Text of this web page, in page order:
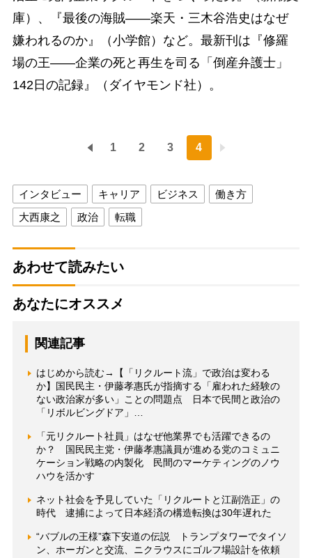
庫）、『最後の海賊――楽天・三木谷浩史はなぜ
嫌われるのか』（小学館）など。最新刊は『修羅
場の王――企業の死と再生を司る「倒産弁護士」
142日の記録』（ダイヤモンド社）。
1 2 3 4
インタビュー キャリア ビジネス
働き方
大西康之
政治 転職
あわせて読みたい
あなたにオススメ
関連記事
はじめから読む→【「リクルート流」で政治は変わる
か】国民民主・伊藤孝惠氏が指摘する「雇われた経験の
ない政治家が多い」ことの問題点 日本で民間と政治の
「リボルビングドア」…
「元リクルート社員」はなぜ他業界でも活躍できるの
か？ 国民民主党・伊藤孝惠議員が進める党のコミュニ
ケーション戦略の内製化 民間のマーケティングのノウ
ハウを活かす
ネット社会を予見していた「リクルートと江副浩正」の
時代 逮捕によって日本経済の構造転換は30年遅れた
“バブルの王様”森下安道の伝説 トランプタワーでタイソ
ン、ホーガンと交流、ニクラウスにゴルフ場設計を依頼